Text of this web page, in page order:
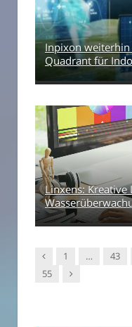
Inpixon
Quadrant für
Linxens:
Vorgänger
1 … 43
55
Nachfolger